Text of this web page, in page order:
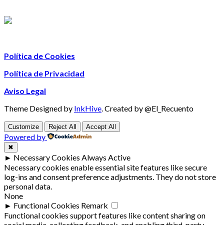
Política de Cookies
Política de Privacidad
Aviso Legal
Theme Designed by InkHive.Created by @El_Recuento
Customize Reject All Accept All
Powered by
✖
► Necessary Cookies Always Active
Necessary cookies enable essential site features like secure
log-ins and consent preference adjustments. They do not store
personal data.
None
► Functional Cookies Remark
Functional cookies support features like content sharing on